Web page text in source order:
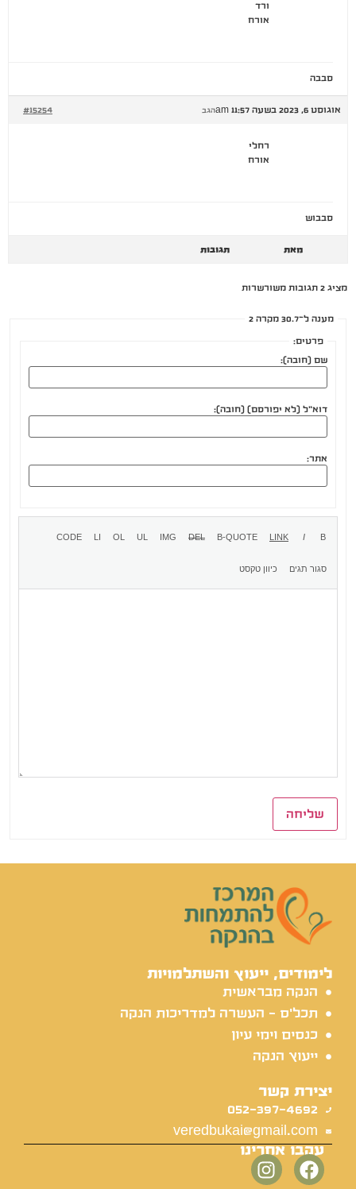
ורד
אורח
סבבה
אוגוסט 6, 2023 בשעה 11:57 am #15254 הגב
רחלי
אורח
סבבוש
מאת תגובות
מציג 2 תגובות משורשרות
מענה ל־30.7 מקרה 2
פרטים:
שם (חובה):
דוא"ל (לא יפורסם) (חובה):
אתר:
שליחה
לימודים, ייעוץ והשתלמויות
הנקה מבראשית
תכל'ס - העשרה למדריכות הנקה
כנסים וימי עיון
ייעוץ הנקה
יצירת קשר
052-397-4692
veredbukai@gmail.com
עקבו אחרינו